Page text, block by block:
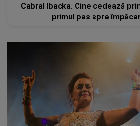
Cabral Ibacka. Cine cedează
primul pas spre